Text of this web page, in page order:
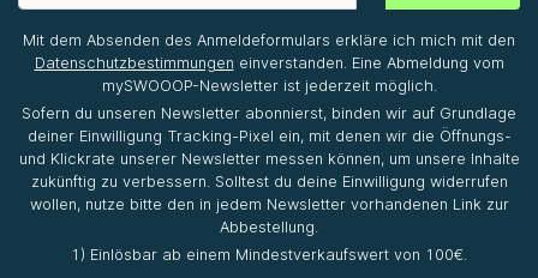
Mit dem Absenden des Anmeldeformulars erkläre ich mich mit den
Datenschutzbestimmungen einverstanden. Eine Abmeldung vom
mySWOOOP-Newsletter ist jederzeit möglich.
Sofern du unseren Newsletter abonnierst, binden wir auf Grundlage
deiner Einwilligung Tracking-Pixel ein, mit denen wir die Öffnungs-
und Klickrate unserer Newsletter messen können, um unsere Inhalte
zukünftig zu verbessern. Solltest du deine Einwilligung widerrufen
wollen, nutze bitte den in jedem Newsletter vorhandenen Link zur
Abbestellung.
1) Einlösbar ab einem Mindestverkaufswert von 100€.